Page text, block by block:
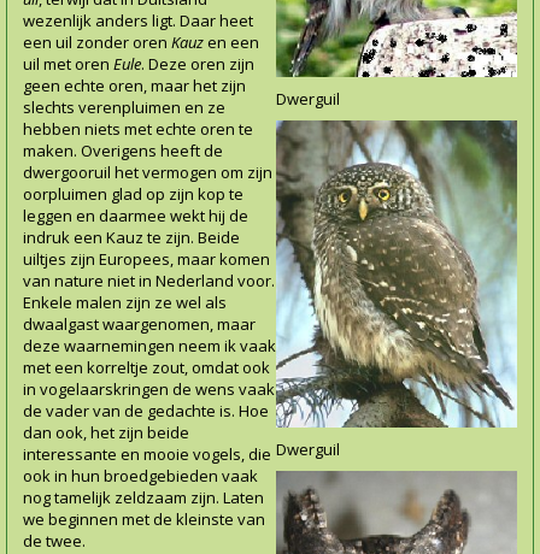
wezenlijk anders ligt. Daar heet
een uil zonder oren Kauzen een
uil met oren Eule. Deze oren zijn
geen echte oren, maar het zijn
slechts verenpluimen en ze
hebben niets met echte oren te
maken. Overigens heeft de
dwergooruil het vermogen om zijn
oorpluimen glad op zijn kop te
leggen en daarmee wekt hij de
indruk een Kauz te zijn. Beide
uiltjes zijn Europees, maar komen
van nature niet in Nederland voor.
Enkele malen zijn ze wel als
dwaalgast waargenomen, maar
deze waarnemingen neem ik vaak
met een korreltje zout, omdat ook
in vogelaarskringen de wens vaak
de vader van de gedachte is. Hoe
dan ook, het zijn beide
interessante en mooie vogels, die
ook in hun broedgebieden vaak
nog tamelijk zeldzaam zijn. Laten
we beginnen met de kleinste van
de twee.
Dwerguil
Dwerguil